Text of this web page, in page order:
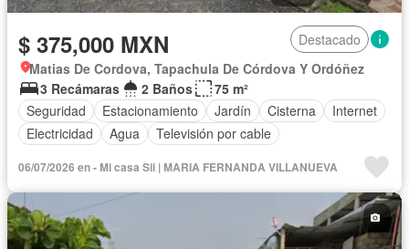
$ 375,000 MXN
Destacado
Matias De Cordova, Tapachula De Córdova Y Ordóñez
3 Recámaras
2 Baños
75 m²
Seguridad
Estacionamiento Jardín Cisterna
Internet
Electricidad
Agua Televisión por cable
06/07/2026 en - Mi casa Sii | MARIA FERNANDA VILLANUEVA